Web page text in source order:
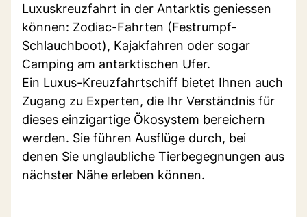
Luxuskreuzfahrt in der Antarktis geniessen
können: Zodiac-Fahrten (Festrumpf-
Schlauchboot), Kajakfahren oder sogar
Camping am antarktischen Ufer.
Ein Luxus-Kreuzfahrtschiff bietet Ihnen auch
Zugang zu Experten, die Ihr Verständnis für
dieses einzigartige Ökosystem bereichern
werden. Sie führen Ausflüge durch, bei
denen Sie unglaubliche Tierbegegnungen aus
nächster Nähe erleben können.